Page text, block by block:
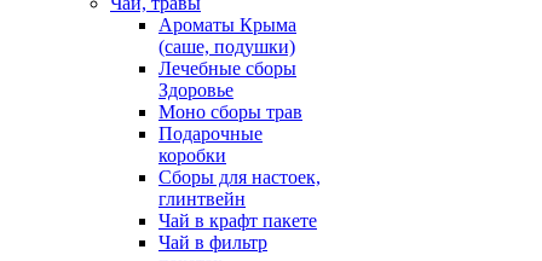
Ароматы Крыма
(саше, подушки)
Лечебные сборы
Здоровье
Моно сборы трав
Подарочные
коробки
Сборы для настоек,
глинтвейн
Чай в крафт пакете
Чай в фильтр